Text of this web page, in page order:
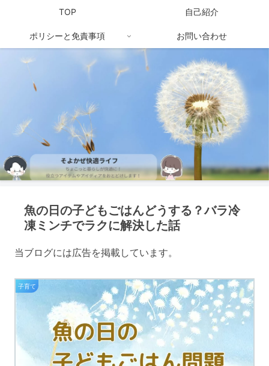
TOP 自己紹介
ポリシーと免責事項 お問い合わせ
魚の日の子どもごはんどうする？バラ冷
凍ミンチでラクに解決した話
当ブログには広告を掲載しています。
子育て